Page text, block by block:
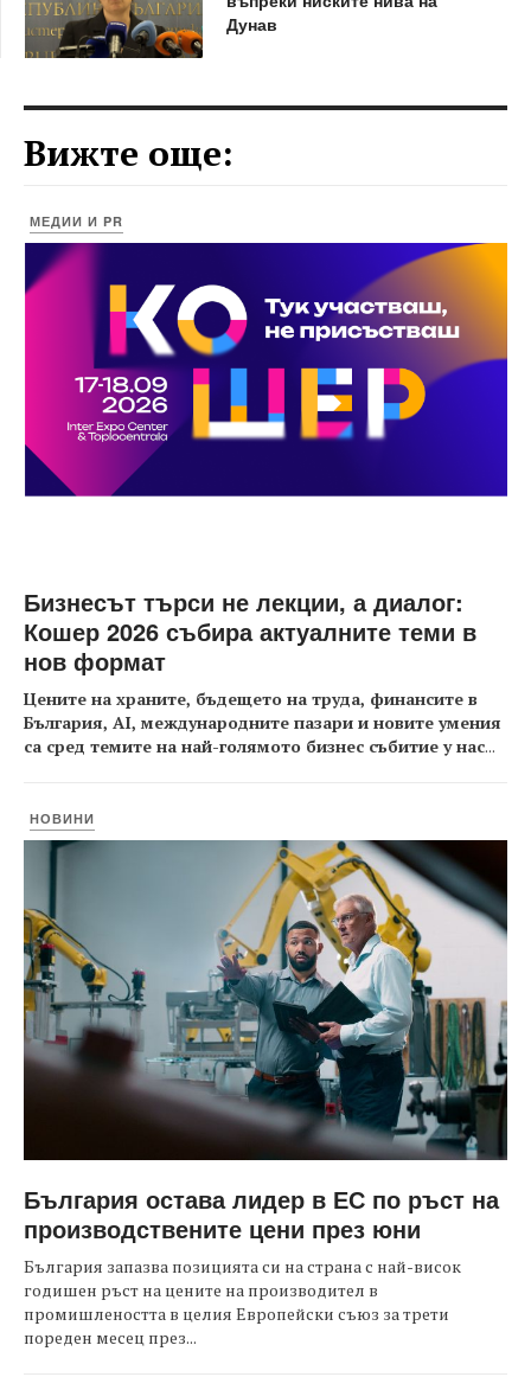
Дунав
Вижте още:
МЕДИИ И PR
Бизнесът търси не лекции, а диалог:
Кошер 2026 събира актуалните теми в
нов формат
Цените на храните, бъдещето на труда, финансите в
България, AI, международните пазари и новите умения
са сред темите на най-голямото бизнес събитие у нас...
НОВИНИ
България остава лидер в ЕС по ръст на
производствените цени през юни
България запазва позицията си на страна с най-висок
годишен ръст на цените на производител в
промишлеността в целия Европейски съюз за трети
пореден месец през...